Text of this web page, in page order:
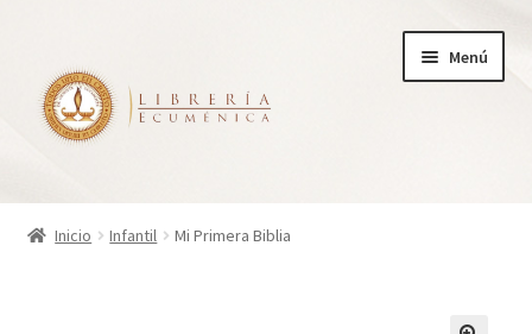
la
navegación
contenido
Menú
Inicio
Inicio Infantil Mi Primera Biblia